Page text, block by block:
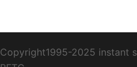
Copyright1995-2025 instant